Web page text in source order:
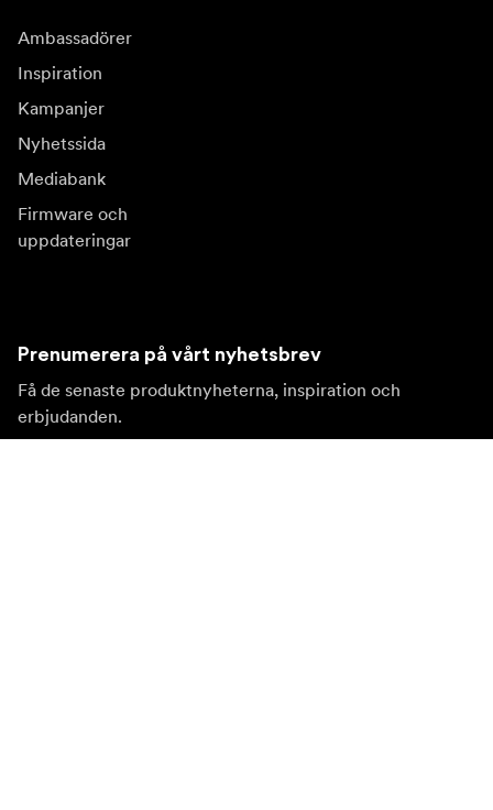
Ambassadörer
Inspiration
Kampanjer
Nyhetssida
Mediabank
Firmware och
uppdateringar
Prenumerera på vårt nyhetsbrev
Få de senaste produktnyheterna, inspiration och
erbjudanden.